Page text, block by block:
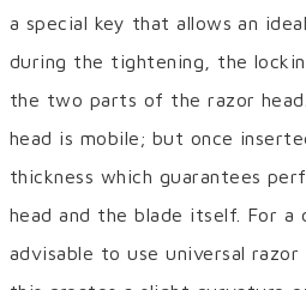
a special key that allows an
during the tightening, the
the two parts of the razor
head is mobile; but once
thickness which guarantees
head and the blade itself. For
advisable to use universal razor